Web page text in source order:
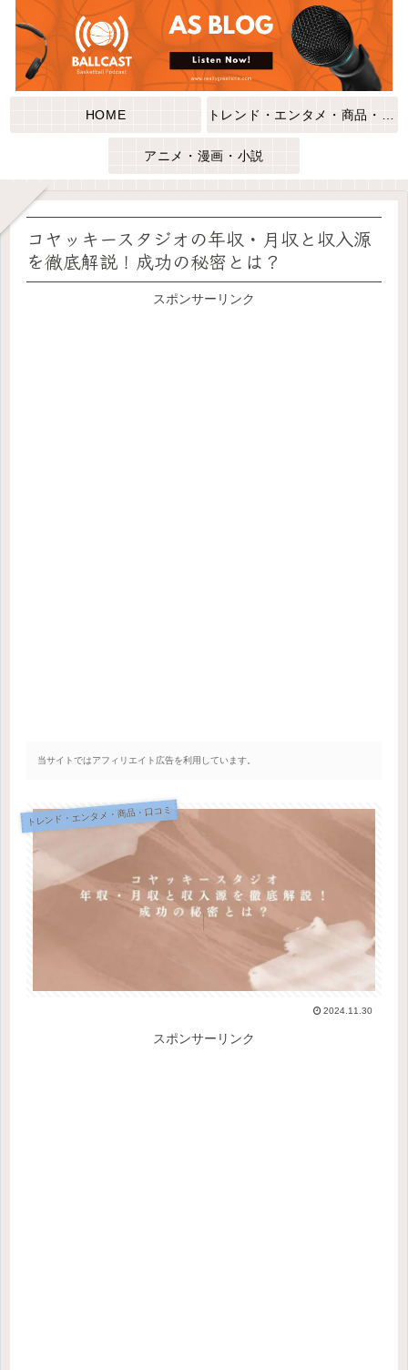
HOME
アニメ・漫画・小説
コヤッキースタジオの年収・月収と収入源
を徹底解説！成功の秘密とは？
スポンサーリンク
当サイトではアフィリエイト広告を利用しています。
トレンド・エンタメ・商品・口コミ
2024.11.30
スポンサーリンク